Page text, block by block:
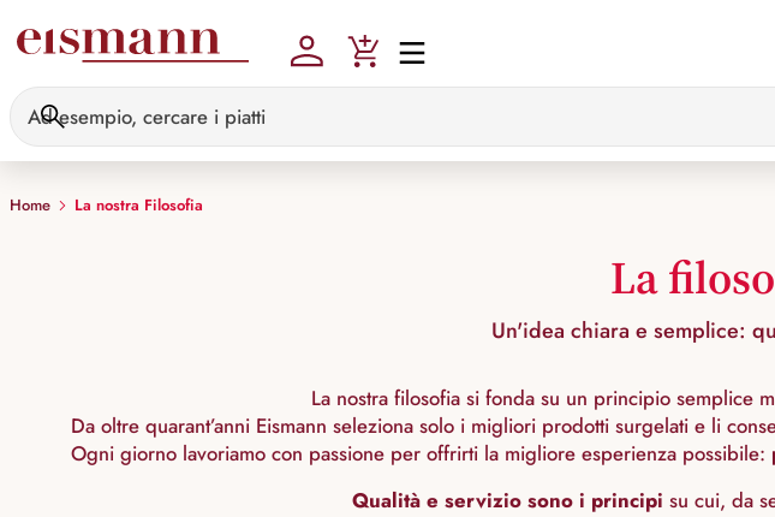
Home La nostra Filosofia
La
Un'idea chiara e semplice:
La nostra filosofia si fonda su un principio semplice
Da oltre quarant’anni Eismann seleziona solo i migliori prodotti surgelati e li
Ogni giorno lavoriamo con passione per offrirti la migliore esperienza possibile:
Qualità e servizio sono i principi su cui, da